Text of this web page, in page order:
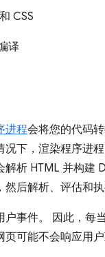
CSS
译
进程会将您的代码
况下，渲染程序进
解析 HTML 并构建
后解析、评估和执
户事件。 因此，每
页可能不会响应用